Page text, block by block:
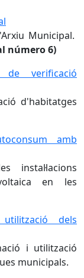
Municipal.
número 6)
de verificació
d'habitatges
amb
en les
dels
i utilització
municipals.